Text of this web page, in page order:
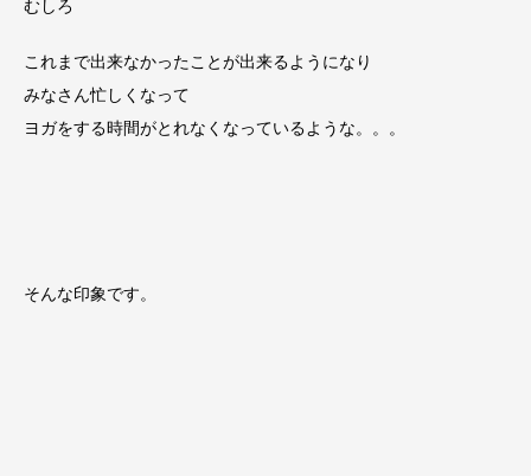
むしろ
これまで出来なかったことが出来るようになり
みなさん忙しくなって
ヨガをする時間がとれなくなっているような。。。
そんな印象です。